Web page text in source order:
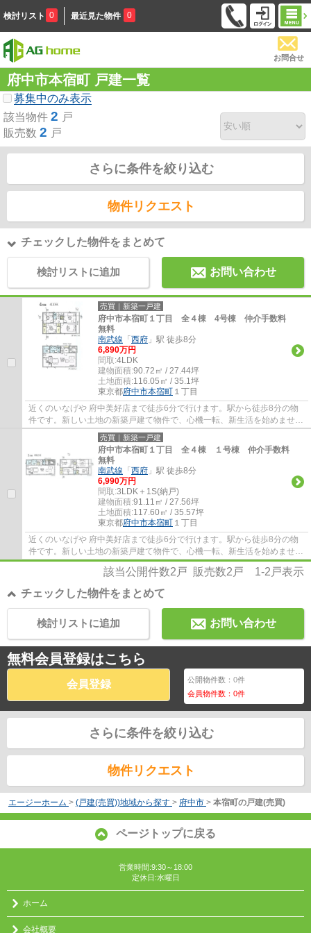
検討リスト 0 最近見た物件 0
お問合せ
府中市本宿町 戸建一覧
募集中のみ表示
該当物件 2 戸
販売数 2 戸
さらに条件を絞り込む
物件リクエスト
チェックした物件をまとめて
検討リストに追加 お問い合わせ
売買｜新築一戸建
府中市本宿町１丁目 全４棟 4号棟 仲介手数料
無料
南武線 「 西府 」駅 徒歩8分
6,890万円
間取:4LDK
建物面積:90.72㎡ / 27.44坪
土地面積:116.05㎡ / 35.1坪
東京都府中市本宿町 １丁目
近くのいなげや 府中美好店まで徒歩6分で行けます。駅から徒歩8分の物
件です。新しい土地の新築戸建て物件で、心機一転、新生活を始めません
か。東南側道路に面した物件は住んでみてわ...
売買｜新築一戸建
府中市本宿町１丁目 全４棟 １号棟 仲介手数料
無料
南武線 「 西府 」駅 徒歩8分
6,990万円
間取:3LDK＋1S(納戸)
建物面積:91.11㎡ / 27.56坪
土地面積:117.60㎡ / 35.57坪
東京都府中市本宿町 １丁目
近くのいなげや 府中美好店まで徒歩6分で行けます。駅から徒歩8分の物
件です。新しい土地の新築戸建て物件で、心機一転、新生活を始めません
か。東南側道路に面した物件は住んでみてわ...
該当公開件数2 戸 販売数2 戸 1-2 戸表示
チェックした物件をまとめて
お問い合わせ
検討リストに追加
無料会員登録はこちら
会員登録 公開物件数：0件
会員物件数：0件
さらに条件を絞り込む
物件リクエスト
エージーホーム > (戸建(売買))地域から探す > 府中市 > 本宿町の戸建(売買)
ページトップに戻る
営業時間:9:30～18:00
定休日:水曜日
ホーム
会社概要